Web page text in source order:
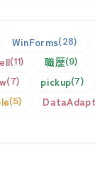
WinForms 28
11 職歴 9
7 pickup 7
5